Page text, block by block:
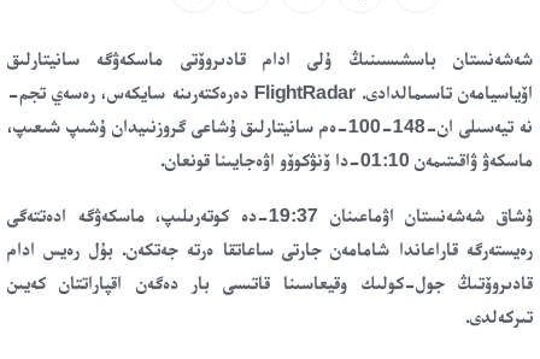
شەشەنستان باسشىسىنىڭ ۇلى ادام قادىروۆتى ماسكەۋگە سانيتارلىق
اۆياسيامەن تاسىمالدادى. FlightRadar دەرەكتەرىنە سايكەس، رەسەي تجم-
نە تيەسىلى ان-148-100-ەم سانيتارلىق ۇشاعى گروزنىيدان ۇشىپ شىعىپ،
ماسكەۋ ۋاقىتىمەن 01:10-دا ۆنۋكوۆو اۋەجايىنا قونعان.
ۇشاق شەشەنستان اۋماعىنان 19:37-دە كوتەرىلىپ، ماسكەۋگە ادەتتەگى
رەيستەرگە قاراعاندا شامامەن جارتى ساعاتقا ەرتە جەتكەن. بۇل رەيس ادام
قادىروۆتىڭ جول-كولىك وقيعاسىنا قاتىسى بار دەگەن اقپاراتتان كەيىن
تىركەلدى.